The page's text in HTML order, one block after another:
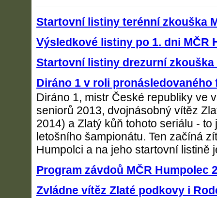
Startovní listiny terénní zkouška
Výsledkové listiny po 1. dni MČR
Startovní listiny drezurní zkouška
Diráno 1 v roli pronásledovaného
Diráno 1, mistr České republiky ve
seniorů 2013, dvojnásobný vítěz
2014) a Zlatý kůň tohoto seriálu - to
letošního šampionátu. Ten začíná
Humpolci a na jeho startovní listině
Program závdoů MČR Humpolec
Zvládne vítěz Zlaté podkovy i